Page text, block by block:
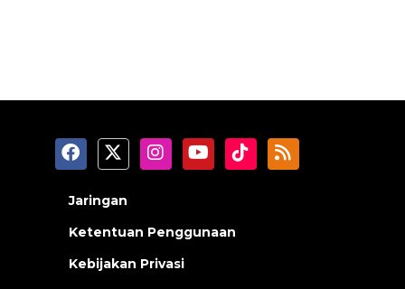
Jaringan
Ketentuan Penggunaan
Kebijakan Privasi